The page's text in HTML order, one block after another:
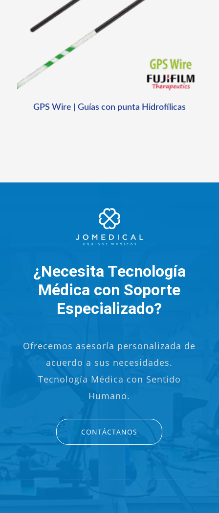
GPS Wire | Guías con punta Hidrofílicas
¿Necesita Tecnología
Médica con Soporte
Especializado?
Ofrecemos asesoría personalizada de
acuerdo a sus necesidades.
Tecnología Médica con Sentido
Humano.
CONTÁCTANOS